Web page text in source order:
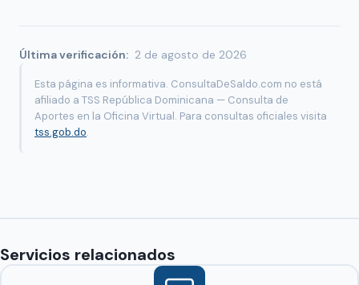
Última verificación: 2 de agosto de 2026
Esta página es informativa. ConsultaDeSaldo.com no está
afiliado a TSS República Dominicana — Consulta de
Aportes en la Oficina Virtual. Para consultas oficiales visita
tss.gob.do.
Servicios relacionados